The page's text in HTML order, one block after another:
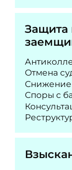
Защита
Отмена
Снижение
Споры с